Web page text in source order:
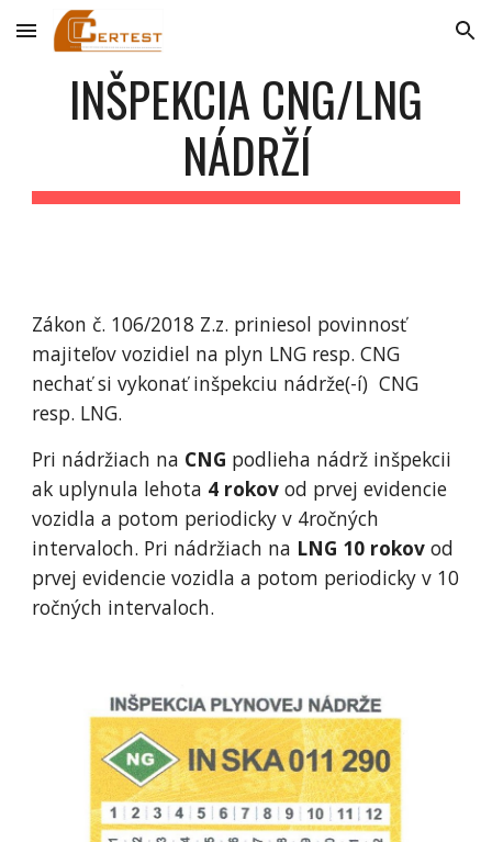
Skip to main content Skip to navigation
INŠPEKCIA CNG/LNG
NÁDRŽÍ
Zákon č. 106/2018 Z.z. priniesol povinnosť
majiteľov vozidiel na plyn LNG resp. CNG
nechať si vykonať inšpekciu nádrže(-í) CNG
resp. LNG.
Pri nádržiach na CNG podlieha nádrž inšpekcii
ak uplynula lehota 4 rokov od prvej evidencie
vozidla a potom periodicky v 4ročných
intervaloch. Pri nádržiach na LNG 10 rokov od
prvej evidencie vozidla a potom periodicky v 10
ročných intervaloch.